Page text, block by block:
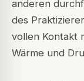
anderen
des
vollen Kontakt
Wärme und